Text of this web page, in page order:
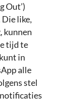
Out’)
Die like,
kunnen
tijd te
in
alle
stel